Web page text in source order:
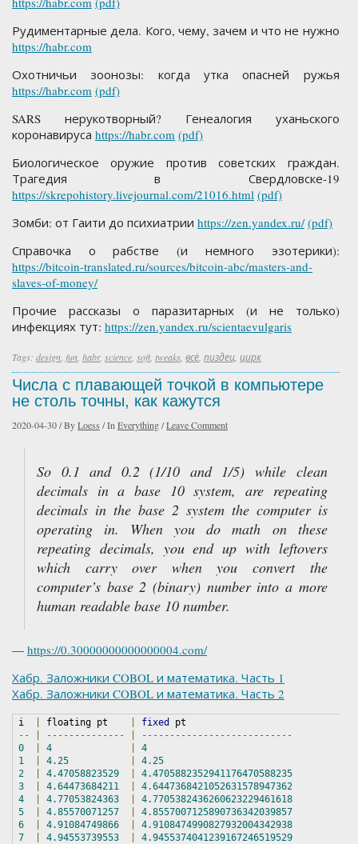
Рудиментарные дела. Кого, чему, зачем и что не нужно
https://habr.com
Охотничьи зоонозы: когда утка опасней ружья
https://habr.com (pdf)
SARS нерукотворный? Генеалогия уханьского
коронавируса https://habr.com (pdf)
Биологическое оружие против советских граждан.
Трагедия в Свердловске-19
https://skrepohistory.livejournal.com/21016.html (pdf)
Зомби: от Гаити до психиатрии https://zen.yandex.ru/ (pdf)
Справочка о рабстве (и немного эзотерики):
https://bitcoin-translated.ru/sources/bitcoin-abc/masters-and-
slaves-of-money/
Прочие рассказы о паразитарных (и не только)
инфекциях тут: https://zen.yandex.ru/scientaevulgaris
Tags: design fun habr, science soft tweaks всё пиздец цирк
Числа с плавающей точкой в компьютере
не столь точны, как кажутся
2020-04-30/ByLoess /In Everything/Leave Comment
So 0.1 and 0.2 (1/10 and 1/5) while clean
decimals in a base 10 system, are repeating
decimals in the base 2 system the computer is
operating in. When you do math on these
repeating decimals, you end up with leftovers
which carry over when you convert the
computer’s base 2 (binary) number into a more
human readable base 10 number.
— https://0.30000000000000004.com/
Хабр. Заложники COBOL и математика. Часть 1
Хабр. Заложники COBOL и математика. Часть 2
i floating pt fixed
--
--------------
---------------------------
0
4
4
1
4.25
4.25
2
4.47058823529
4.4705882352941176470588235
3
4.64473684211
4.6447368421052631578947362
4
4.77053824363
4.7705382436260623229461618
5
4.85570071257
4.8557007125890736342039857
6
4.91084749866
4.9108474990827932004342938
7
4.94553739553
4.9455374041239167246519529